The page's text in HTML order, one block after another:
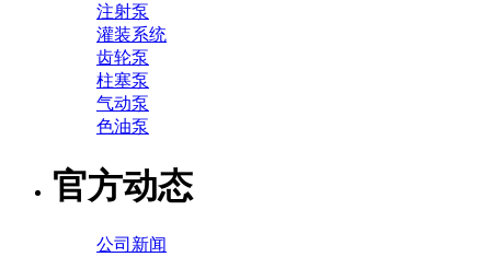
注射泵
灌装系统
齿轮泵
柱塞泵
气动泵
色油泵
官方动态
公司新闻